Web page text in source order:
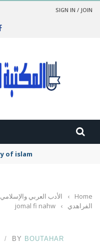
SIGN IN / JOIN
of islam
Home
› الأدب العربي والإسلامي
الفراهدي
›
jomal fi nahw
BY BOUTAHAR